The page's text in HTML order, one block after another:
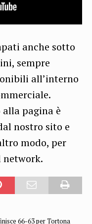
anche sotto
sempre
all’interno
pagina è
nostro sito e
modo, per
network.
66-63 per Tortona